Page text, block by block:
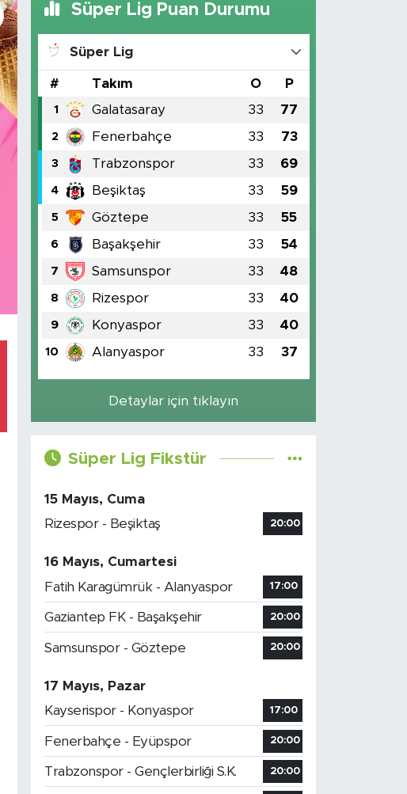
Süper Lig Puan Durumu
Süper Lig
# Takım O P
1 Galatasaray 33 77
2 Fenerbahçe 33 73
3 Trabzonspor 33 69
4 Beşiktaş 33 59
5 Göztepe 33 55
6 Başakşehir 33 54
7 Samsunspor 33 48
8 Rizespor 33 40
9 Konyaspor 33 40
10 Alanyaspor 33 37
Detaylar için tıklayın
Süper Lig Fikstür
15 Mayıs, Cuma
Rizespor - Beşiktaş
20:00
16 Mayıs, Cumartesi
Fatih Karagümrük - Alanyaspor
17:00
Gaziantep FK - Başakşehir 20:00
Samsunspor - Göztepe 20:00
17 Mayıs, Pazar
Kayserispor - Konyaspor
17:00
Fenerbahçe - Eyüpspor 20:00
Trabzonspor - Gençlerbirliği S.K. 20:00